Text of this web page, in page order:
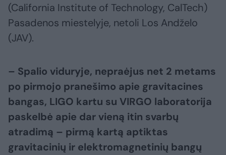
(California Institute of Technology, CalTech)
Pasadenos miestelyje, netoli Los Andželo
(JAV).
– Spalio viduryje, nepraėjus net 2 metams
po pirmojo pranešimo apie gravitacines
bangas, LIGO kartu su VIRGO laboratorija
paskelbė apie dar vieną itin svarbų
atradimą – pirmą kartą aptiktas
gravitacinių ir elektromagnetinių bangų